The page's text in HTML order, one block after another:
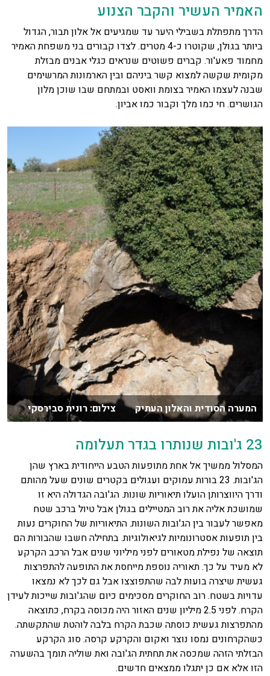
האמיר העשיר והקבר הצנוע
הדרך מתפתלת בשבילי היער עד שמגיעים אל אלון תבור, הגדול
ביותר בגולן, שקוטרו כ-4 מטרים. לצדו קבורים בני משפחת האמיר
מחמוד פאע'ור. קברים פשוטים שנראים כגלי אבנים מבזלת
מקומית שקשה למצוא קשר ביניהם ובין הארמונות המרשימים
שבנה לעצמו האמיר בצומת וואסט ובמתחם שבו שוכן מלון
הגושרים. חי כמו מלך וקבור כמו אביון.
המערה הסודית והאלון העתיק צילום: רונית סבירסקי
23 ג'ובות שנותרו בגדר תעלומה
המסלול ממשיך אל אחת מתופעות הטבע הייחודית בארץ שהן
הג'ובות. 23 בורות עמוקים ועגולים בקטרים שונים שעל מהותם
ודרך היווצרותן הועלו תיאוריות שונות. הג'ובה הגדולה היא זו
שמושכת אליה את רוב המטיילים בגולן אבל טיול ברכב שטח
מאפשר לעבור בין הג'ובות השונות. התיאוריות של החוקרים נעות
בין תופעות אסטרונומיות לגיאולוגיות. בתחילה חשבו שהבורות הם
תוצאה של נפילת מטאורים לפני מיליוני שנים אבל הרכב הקרקע
לא מעיד על כך. תאוריה נוספת מייחסת את התופעה להתפרצות
געשית שיצרה בועות לבה שהתפוצצו אבל גם לכך לא נמצאו
עדויות בשטח. רוב החוקרים מסכימים כיום שהג'ובות שייכות לעידן
הקרח. לפני 2.5 מיליון שנים האזור היה מכוסה בקרח, כתוצאה
מהתפרצות געשית כוסתה שכבת הקרח בלבה לוהטת שהתקשתה.
כשהקרחונים נמסו נוצר ואקום והקרקע קרסה. סוג הקרקע
הבזלתי הזהה שמכסה את תחתית הג'ובה ואת שוליה תומך בהשערה
הזו אלא אם כן יתגלו ממצאים חדשים.